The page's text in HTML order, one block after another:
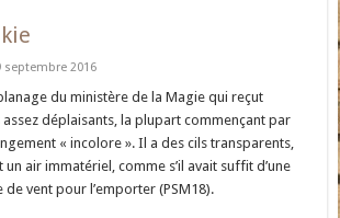
septembre 2016
du ministère de la Magie qui reçut
déplaisants, la plupart commençant par
« incolore ». Il a des cils transparents,
air immatériel, comme s’il avait suffit d’une
vent pour l’emporter (PSM18).